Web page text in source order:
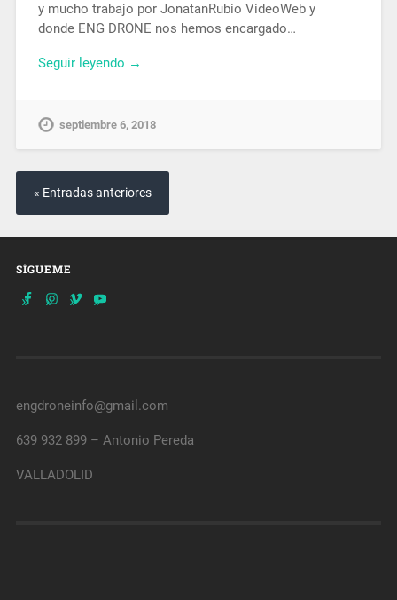
y mucho trabajo por JonatanRubio VideoWeb y
donde ENG DRONE nos hemos encargado…
Seguir leyendo →
septiembre 6, 2018
« Entradas anteriores
SÍGUEME
engdroneinfo@gmail.com
639 932 899 – Antonio Pereda
VALLADOLID